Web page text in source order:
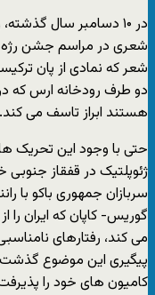
در ۱۰ دسامبر سال
شعری در مراسم جشن رژه
شعر که نمادی از پان
دو طرف رودخانه ارس که
هستند ابراز تاسف می کند.
حتی با وجود این تحریک
ژئوپلتیک در قفقاز
سربازان جمهوری باکو با
گوریس- کاپان که ایران
می کند، رفتارهای
پیگیری این موضوع گذشت و
کامیون های خود را